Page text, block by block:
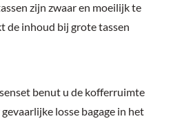
zijn zwaar en moeilijk te
de inhoud bij grote tassen
benut u de kofferruimte
losse bagage in het